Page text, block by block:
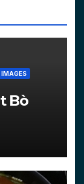
Bò